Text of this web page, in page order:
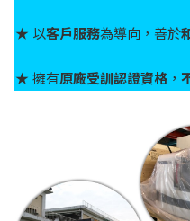
★ 以客戶服務為導向，善於
★ 擁有原廠受訓認證資格 ，